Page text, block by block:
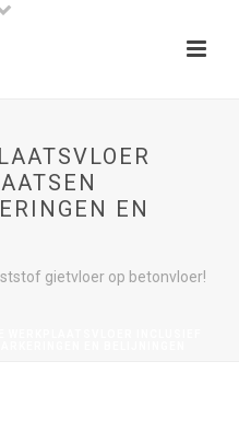
EN
gietvloer op betonvloer!